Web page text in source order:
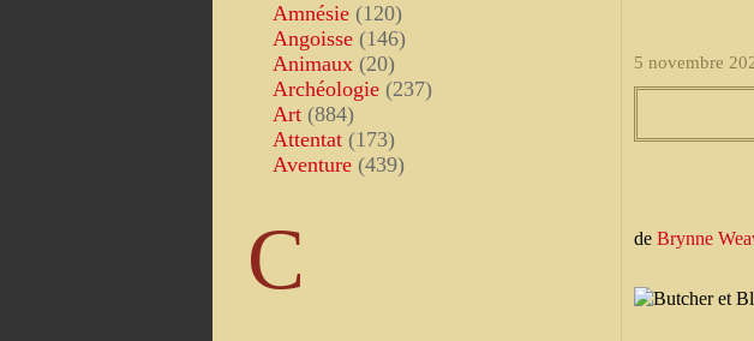
Amnésie (120)
Angoisse (146)
Animaux (20)
Archéologie (237)
Art (884)
Attentat (173)
Aventure (439)
C
5 novembre
de Brynne